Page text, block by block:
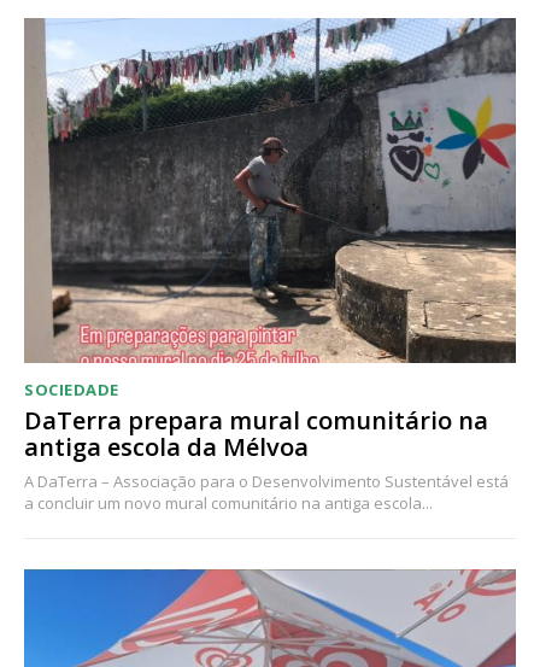
Escolha o plano
SOCIEDADE
DaTerra prepara mural comunitário na
antiga escola da Mélvoa
A DaTerra – Associação para o Desenvolvimento Sustentável está
a concluir um novo mural comunitário na antiga escola...